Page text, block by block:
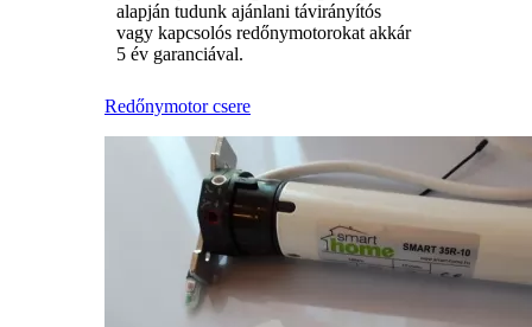
alapján tudunk ajánlani távirányítós
vagy kapcsolós redőnymotorokat akkár
5 év garanciával.
Redőnymotor csere